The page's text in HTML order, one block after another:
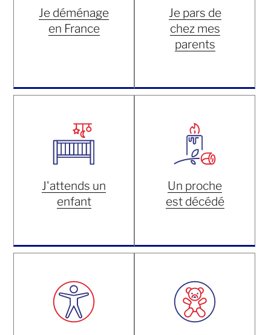
Je déménage
en France
Je pars de
chez mes
parents
J'attends un
enfant
Un proche
est décédé